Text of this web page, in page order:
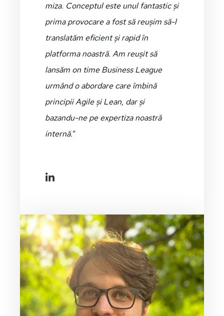
miza. Conceptul este unul fantastic și
prima provocare a fost să reușim să-l
translatăm eficient și rapid în
platforma noastră. Am reușit să
lansăm on time Business League
urmând o abordare care îmbină
principii Agile și Lean, dar și
bazandu-ne pe expertiza noastră
internă.”